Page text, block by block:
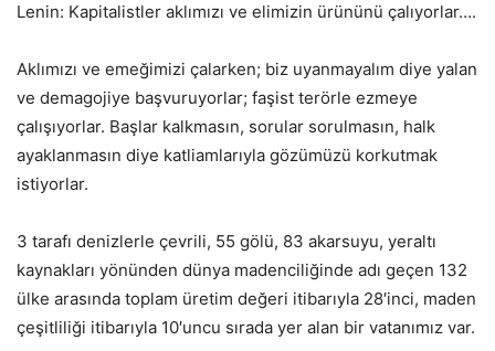
Lenin: Kapitalistler aklımızı ve elimizin ürününü çalıyorlar….
Aklımızı ve emeğimizi çalarken; biz uyanmayalım diye yalan
ve demagojiye başvuruyorlar; faşist terörle ezmeye
çalışıyorlar. Başlar kalkmasın, sorular sorulmasın, halk
ayaklanmasın diye katliamlarıyla gözümüzü korkutmak
istiyorlar.
3 tarafı denizlerle çevrili, 55 gölü, 83 akarsuyu, yeraltı
kaynakları yönünden dünya madenciliğinde adı geçen 132
ülke arasında toplam üretim değeri itibarıyla 28′inci, maden
çeşitliliği itibarıyla 10′uncu sırada yer alan bir vatanımız var.